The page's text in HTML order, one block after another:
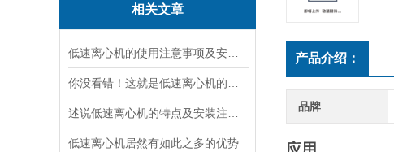
相关文章
低速离心机居然有如此之多的优势
产品介绍：
品牌